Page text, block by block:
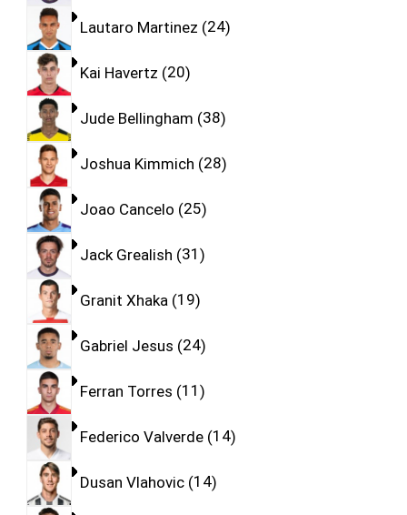
Lautaro Martinez 24
Kai Havertz 20
Jude Bellingham 38
Joshua Kimmich 28
Joao Cancelo 25
Jack Grealish 31
Granit Xhaka 19
Gabriel Jesus 24
Ferran Torres 11
Federico Valverde 14
Dusan Vlahovic 14